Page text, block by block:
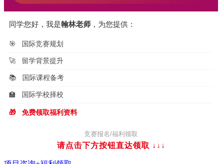
同学您好，我是翰林老师 ，为您提供：
🎯 国际竞赛规划
🚀 留学背景提升
📚 国际课程备考
🏫 国际学校择校
🎁 免费领取福利资料
竞赛报名/福利领取
请点击下方按钮直达领取 ↓↓↓